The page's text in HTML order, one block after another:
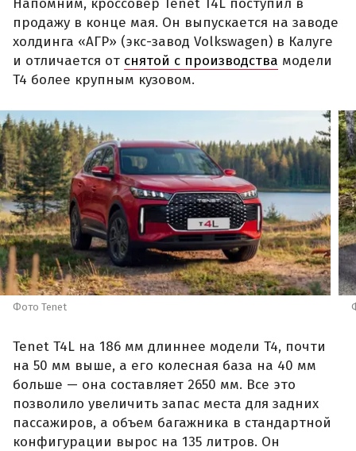
Напомним, кроссовер Tenet T4L поступил в
продажу в конце мая. Он выпускается на заводе
холдинга «АГР» (экс-завод Volkswagen) в Калуге
и отличается от снятой с производства модели
T4 более крупным кузовом.
Фото Tenet
Tenet T4L на 186 мм длиннее модели T4, почти
на 50 мм выше, а его колесная база на 40 мм
больше — она составляет 2650 мм. Все это
позволило увеличить запас места для задних
пассажиров, а объем багажника в стандартной
конфигурации вырос на 135 литров. Он